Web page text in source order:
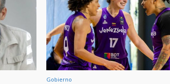
Gobierno